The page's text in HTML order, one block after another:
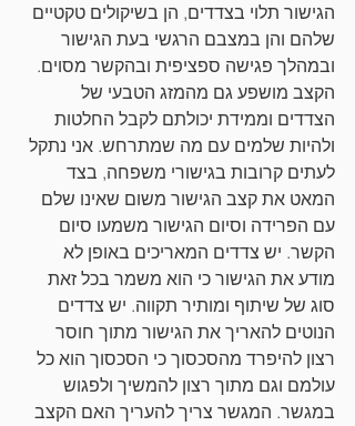
הגישור תלוי בצדדים, הן בשיקולים טקטיים
שלהם והן במצבם הרגשי בעת הגישור
ובמהלך פגישה ספציפית ובהקשר מסוים.
הקצב מושפע גם מהמזג הטבעי של
הצדדים וממידת יכולתם לקבל החלטות
ולהיות שלמים עם מה שמתרחש. אני נתקל
לעתים קרובות בגישורי משפחה, בצד
המאט את קצב הגישור משום שאינו שלם
עם הפרידה וסיום הגישור משמעו סיום
הקשר. יש צדדים המאריכים באופן לא
מודע את הגישור כי הוא משמר בכל זאת
סוג של שיתוף ומותיר תקווה. יש צדדים
הנוטים להאריך את הגישור מתוך חוסר
רצון להיפרד מהסכסוך כי הסכסוך הוא כל
עולמם וגם מתוך רצון להמשיך ולפגוש
במגשר. המגשר צריך להעריך האם הקצב